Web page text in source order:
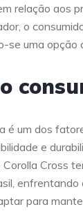
relação aos
o
uma opção
é um dos
e
Cross
para